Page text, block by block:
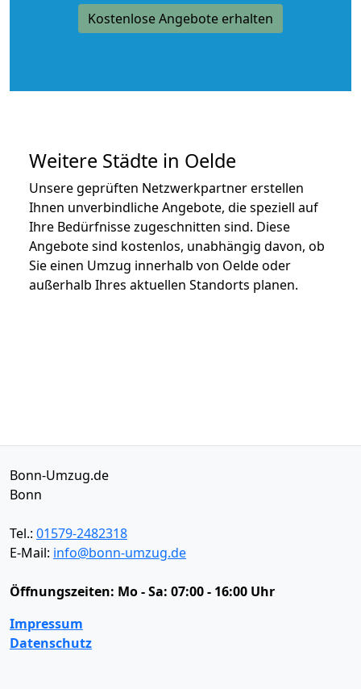
Kostenlose Angebote erhalten
Weitere Städte in Oelde
Unsere geprüften Netzwerkpartner erstellen
Ihnen unverbindliche Angebote, die speziell auf
Ihre Bedürfnisse zugeschnitten sind. Diese
Angebote sind kostenlos, unabhängig davon, ob
Sie einen Umzug innerhalb von Oelde oder
außerhalb Ihres aktuellen Standorts planen.
Bonn-Umzug.de
Bonn
Tel.: 01579-2482318
E-Mail: info@bonn-umzug.de
Öffnungszeiten: Mo - Sa: 07:00 - 16:00 Uhr
Impressum
Datenschutz